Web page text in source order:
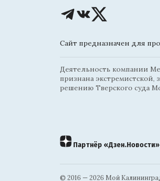
Сайт предназначен для
Деятельность компании
признана
решению Тверского суда
Партнёр «Дзен.Новости»
© 2016 — 2026 Мой